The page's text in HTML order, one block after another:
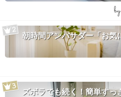
朝時間アンバサダー「お気
ズボラでも続く！簡単すっ